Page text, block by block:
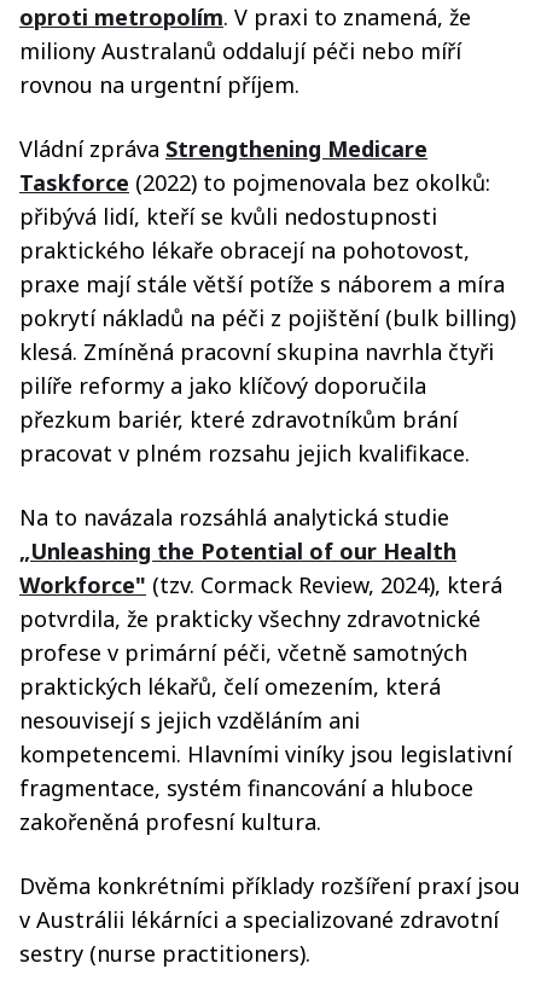
oproti metropolím. V praxi to znamená, že
miliony Australanů oddalují péči nebo míří
rovnou na urgentní příjem.
Vládní zpráva Strengthening Medicare
Taskforce (2022) to pojmenovala bez okolků:
přibývá lidí, kteří se kvůli nedostupnosti
praktického lékaře obracejí na pohotovost,
praxe mají stále větší potíže s náborem a míra
pokrytí nákladů na péči z pojištění (bulk billing)
klesá. Zmíněná pracovní skupina navrhla čtyři
pilíře reformy a jako klíčový doporučila
přezkum bariér, které zdravotníkům brání
pracovat v plném rozsahu jejich kvalifikace.
Na to navázala rozsáhlá analytická studie
„Unleashing the Potential of our Health
Workforce" (tzv. Cormack Review, 2024), která
potvrdila, že prakticky všechny zdravotnické
profese v primární péči, včetně samotných
praktických lékařů, čelí omezením, která
nesouvisejí s jejich vzděláním ani
kompetencemi. Hlavními viníky jsou legislativní
fragmentace, systém financování a hluboce
zakořeněná profesní kultura.
Dvěma konkrétními příklady rozšíření praxí jsou
v Austrálii lékárníci a specializované zdravotní
sestry (nurse practitioners).